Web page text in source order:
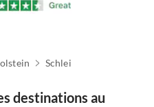
Schlei
destinations au